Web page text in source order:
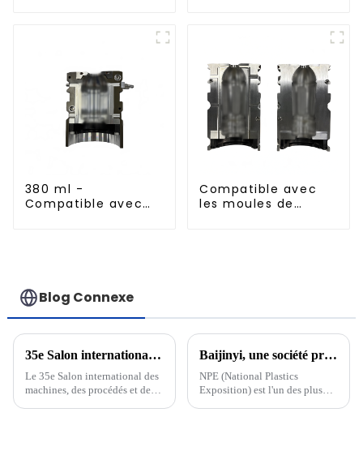
380 ml -
Compatible avec
Compatible avec
les moules de
Blog Connexe
35e Salon international des machines, des procédés et des matériaux pour le plastique et le caoutchouc
Le 35e Salon international des
machines, des procédés et des
Baijinyi, une société professionnelle du secteur des emballages liquides PET, a annoncé sa participation au prochain salon NPE2024 The Plastics Show aux États-Unis.
NPE (National Plastics
Exposition) est l'un des plus